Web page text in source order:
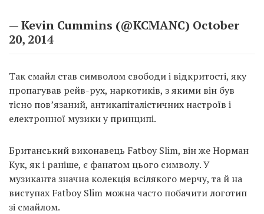
— Kevin Cummins (@KCMANC) October
20, 2014
Так смайл став символом свободи і відкритості, яку
пропагував рейв-рух, наркотиків, з якими він був
тісно пов’язаний, антикапіталістичних настроїв і
електронної музики у принципі.
Британський виконавець Fatboy Slim, він же Норман
Кук, як і раніше, є фанатом цього символу. У
музиканта значна колекція всілякого мерчу, та й на
виступах Fatboy Slim можна часто побачити логотип
зі смайлом.